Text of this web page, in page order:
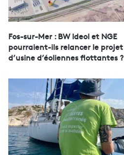
Fos-sur-Mer : BW Ideol et NGE
pourraient-ils relancer le projet
d’usine d’éoliennes flottantes ?